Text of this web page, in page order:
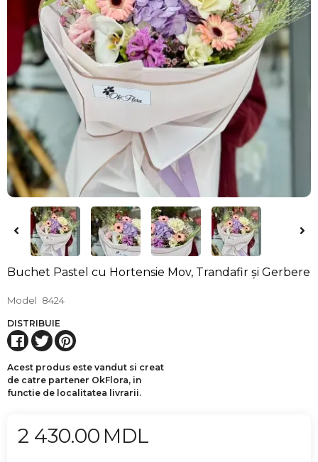
Buchet Pastel cu Hortensie Mov, Trandafir și Gerbere
Model 8424
DISTRIBUIE
Acest produs este vandut si creat
de catre partener OkFlora, in
functie de localitatea livrarii.
2 430.00 MDL